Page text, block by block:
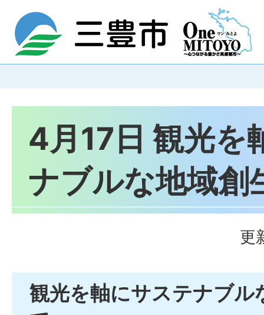
4月17日 観光を
ナブルな地域創
更
観光を軸にサステナブル